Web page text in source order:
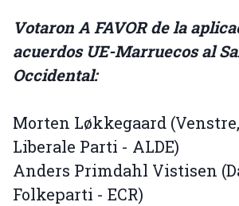
Votaron A FAVOR de la
acuerdos UE-Marruecos al
Occidental:
Morten Løkkegaard
Liberale Parti - ALDE)
Anders Primdahl Vistisen
Folkeparti - ECR)